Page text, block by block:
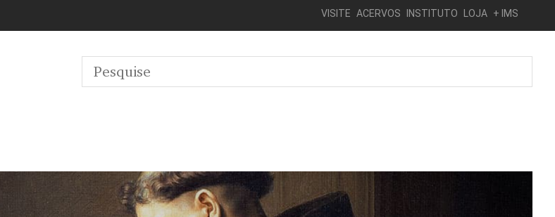
VISITE ACERVOS INSTITUTO LOJA + IMS